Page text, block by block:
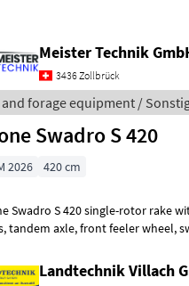
Meister Technik
3436 Zollbrück
and forage equipment /
Swadro S 420
2026 420 cm
Swadro S 420 single-rotor rake with 13
shock-
Landtechnik Villach